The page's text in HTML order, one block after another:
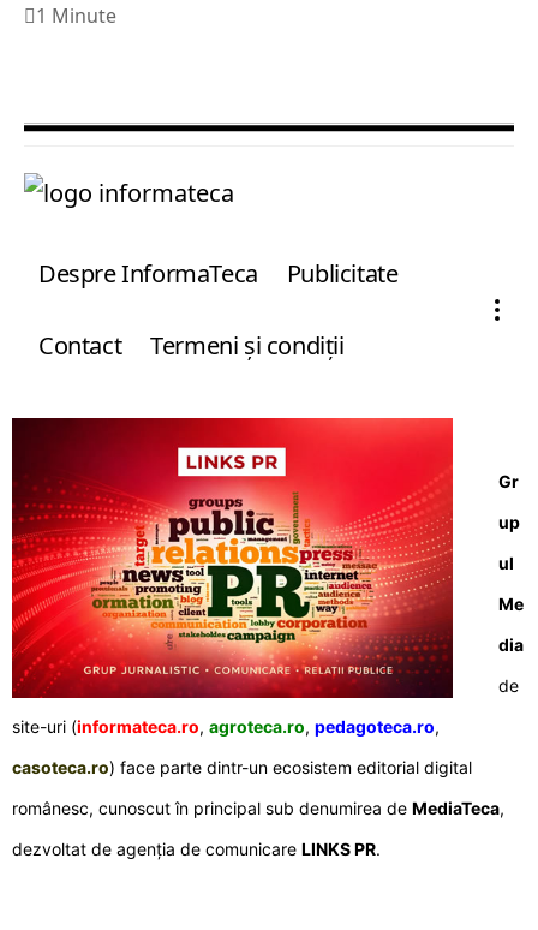
1 Minute
Despre InformaTeca Publicitate
Contact Termeni şi condiţii
Gr
up
ul
Me
dia
de
site-uri (informateca.ro, agroteca.ro, pedagoteca.ro,
casoteca.ro) face parte dintr-un ecosistem editorial digital
românesc, cunoscut în principal sub denumirea de MediaTeca,
dezvoltat de agenția de comunicare LINKS PR.